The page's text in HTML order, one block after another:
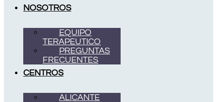
NOSOTROS
EQUIPO
TERAPEUTICO
PREGUNTAS
FRECUENTES
CENTROS
ALICANTE